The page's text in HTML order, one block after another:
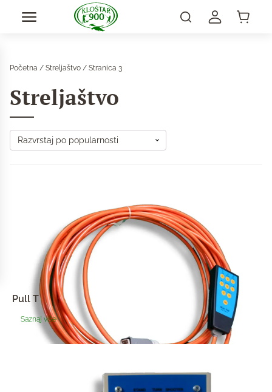
Početna / Streljaštvo / Stranica 3
Streljaštvo
Pull T
Saznaj više